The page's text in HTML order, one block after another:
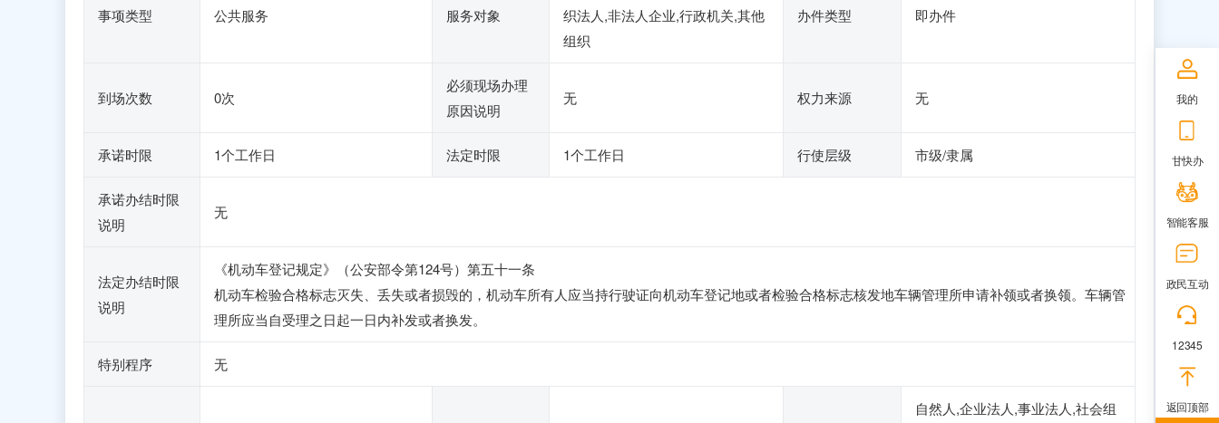
事项类型 公共服务 服务对象
织法人,非法人企业,行政机关,其他
组织
办件类型 即办件
到场次数 0次
必须现场办理
原因说明
无 权力来源 无
承诺时限 1个工作日 法定时限 1个工作日 行使层级 市级/隶属
承诺办结时限
说明
无
法定办结时限
说明
《机动车登记规定》（公安部令第124号）第五十一条
机动车检验合格标志灭失、丢失或者损毁的，机动车所有人应当持行驶证向机动车登记地或者检验合格标志核发地车辆管理所申请补领或者换领。车辆管
理所应当自受理之日起一日内补发或者换发。
特别程序 无
自然人,企业法人,事业法人,社会组
我的
甘快办
智能客服
政民互动
12345
返回顶部